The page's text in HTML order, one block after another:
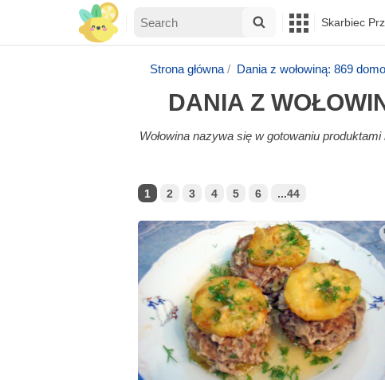
Skarbiec
Strona główna Dania z wołowiną: 869
DANIA Z
Wołowina nazywa się w gotowaniu
1 2 3 4 5 6 ...44